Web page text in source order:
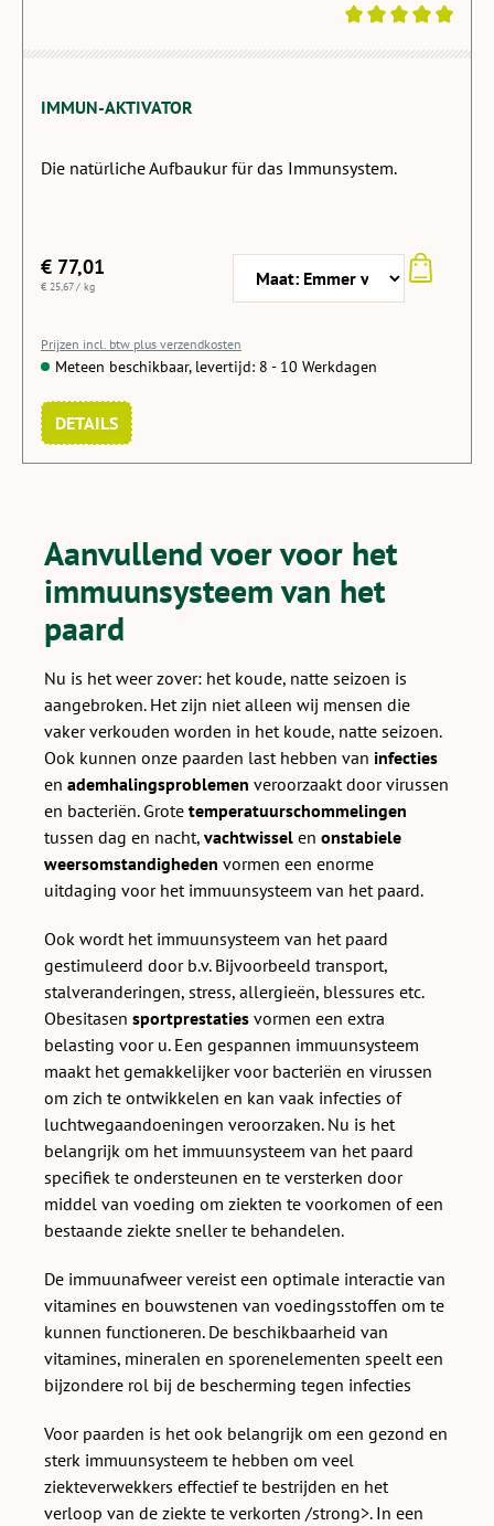
IMMUN-AKTIVATOR
Die natürliche Aufbaukur für das Immunsystem.
€ 77,01
€ 25,67 / kg
Prijzen incl. btw plus verzendkosten
Meteen beschikbaar, levertijd: 8 - 10 Werkdagen
DETAILS
Aanvullend voer voor het
immuunsysteem van het
paard
Nu is het weer zover: het koude, natte seizoen is
aangebroken. Het zijn niet alleen wij mensen die
vaker verkouden worden in het koude, natte seizoen.
Ook kunnen onze paarden last hebben van infecties
en ademhalingsproblemen veroorzaakt door virussen
en bacteriën. Grote temperatuurschommelingen
tussen dag en nacht, vachtwissel en onstabiele
weersomstandigheden vormen een enorme
uitdaging voor het immuunsysteem van het paard.
Ook wordt het immuunsysteem van het paard
gestimuleerd door b.v. Bijvoorbeeld transport,
stalveranderingen, stress, allergieën, blessures etc.
Obesitasen sportprestaties vormen een extra
belasting voor u. Een gespannen immuunsysteem
maakt het gemakkelijker voor bacteriën en virussen
om zich te ontwikkelen en kan vaak infecties of
luchtwegaandoeningen veroorzaken. Nu is het
belangrijk om het immuunsysteem van het paard
specifiek te ondersteunen en te versterken door
middel van voeding om ziekten te voorkomen of een
bestaande ziekte sneller te behandelen.
De immuunafweer vereist een optimale interactie van
vitamines en bouwstenen van voedingsstoffen om te
kunnen functioneren. De beschikbaarheid van
vitamines, mineralen en sporenelementen speelt een
bijzondere rol bij de bescherming tegen infecties
Voor paarden is het ook belangrijk om een gezond en
sterk immuunsysteem te hebben om veel
ziekteverwekkers effectief te bestrijden en het
verloop van de ziekte te verkorten /strong>. In een